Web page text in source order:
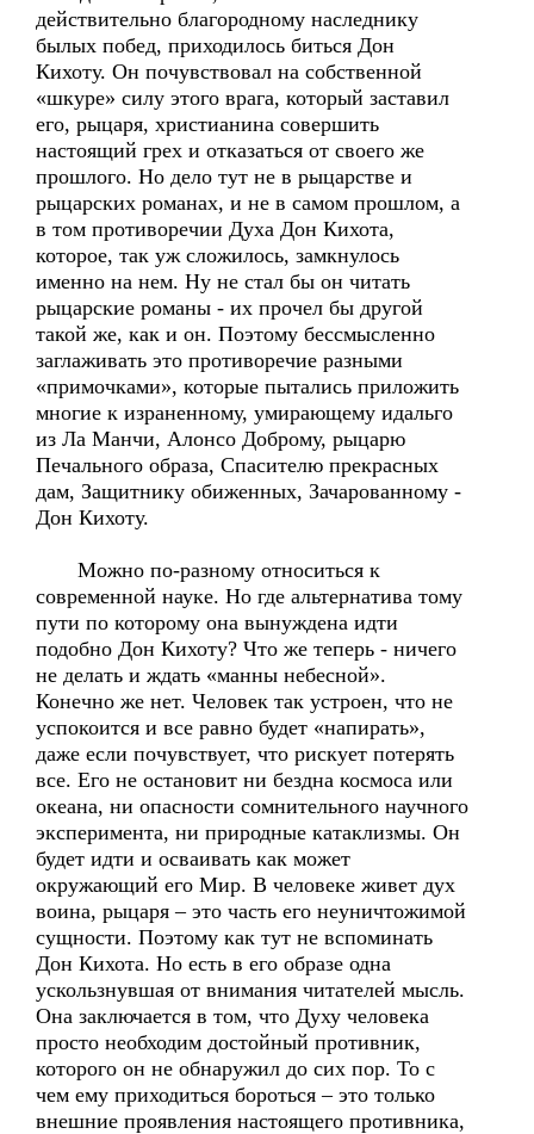
действительно благородному наследнику
былых побед, приходилось биться Дон
Кихоту. Он почувствовал на собственной
«шкуре» силу этого врага, который заставил
его, рыцаря, христианина совершить
настоящий грех и отказаться от своего же
прошлого. Но дело тут не в рыцарстве и
рыцарских романах, и не в самом прошлом, а
в том противоречии Духа Дон Кихота,
которое, так уж сложилось, замкнулось
именно на нем. Ну не стал бы он читать
рыцарские романы - их прочел бы другой
такой же, как и он. Поэтому бессмысленно
заглаживать это противоречие разными
«примочками», которые пытались приложить
многие к израненному, умирающему идальго
из Ла Манчи, Алонсо Доброму, рыцарю
Печального образа, Спасителю прекрасных
дам, Защитнику обиженных, Зачарованному -
Дон Кихоту.
Можно по-разному относиться к
современной науке. Но где альтернатива тому
пути по которому она вынуждена идти
подобно Дон Кихоту? Что же теперь - ничего
не делать и ждать «манны небесной».
Конечно же нет. Человек так устроен, что не
успокоится и все равно будет «напирать»,
даже если почувствует, что рискует потерять
все. Его не остановит ни бездна космоса или
океана, ни опасности сомнительного научного
эксперимента, ни природные катаклизмы. Он
будет идти и осваивать как может
окружающий его Мир. В человеке живет дух
воина, рыцаря – это часть его неуничтожимой
сущности. Поэтому как тут не вспоминать
Дон Кихота. Но есть в его образе одна
ускользнувшая от внимания читателей мысль.
Она заключается в том, что Духу человека
просто необходим достойный противник,
которого он не обнаружил до сих пор. То с
чем ему приходиться бороться – это только
внешние проявления настоящего противника,